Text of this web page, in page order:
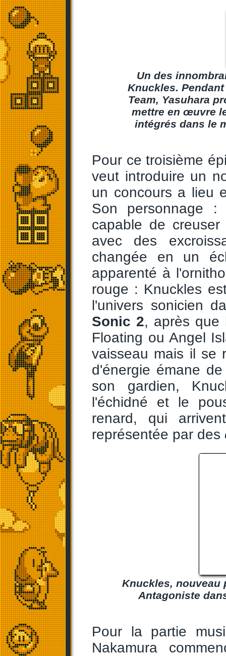
Un des
Knuckles.
Team, Yasuhara
mettre en œuvre
intégrés dans le
Pour ce troisième
veut introduire un
un concours a lieu
Son personnage
capable de
avec des
changée en un
apparenté à
rouge : Knuckles
l'univers sonicien
Sonic 2, après que
Floating ou Angel
vaisseau mais il se
d'énergie émane
son gardien,
l'échidné et le
renard, qui
représentée par des
Knuckles, nouveau
Antagoniste
Pour la partie
Nakamura